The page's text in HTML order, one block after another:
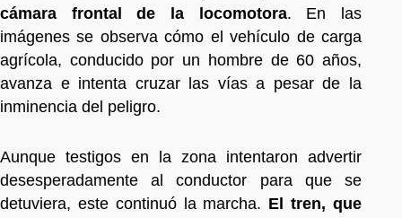
cámara frontal de la locomotora. En las
imágenes se observa cómo el vehículo de carga
agrícola, conducido por un hombre de 60 años,
avanza e intenta cruzar las vías a pesar de la
inminencia del peligro.
Aunque testigos en la zona intentaron advertir
desesperadamente al conductor para que se
detuviera, este continuó la marcha. El tren, que